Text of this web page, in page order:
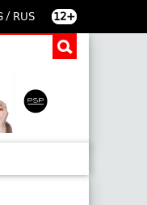
/ RUS 12+